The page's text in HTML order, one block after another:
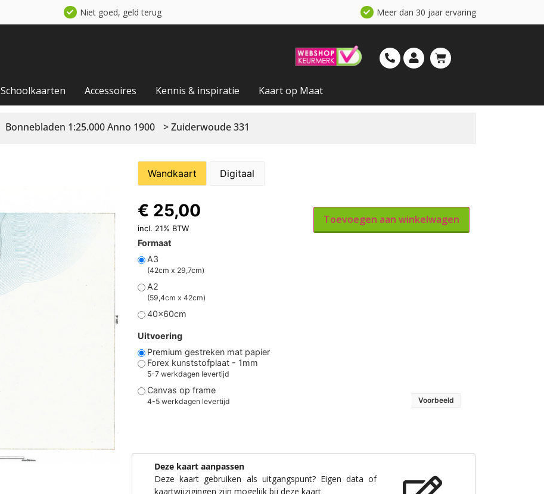
Niet goed, geld terug Meer dan 30 jaar ervaring
Schoolkaarten Accessoires Kennis & inspiratie Kaart op Maat
Bonnebladen 1:25.000 Anno 1900 > Zuiderwoude 331
Wandkaart Digitaal
Formaat
A3
(42cm x 29,7cm)
A2
(59,4cm x 42cm)
40x60cm
Uitvoering
Premium gestreken mat papier
Forex kunststofplaat - 1mm
5-7 werkdagen levertijd
Canvas op frame
4-5 werkdagen levertijd Voorbeeld
€ 25,00
incl. 21% BTW
Toevoegen aan winkelwagen
Deze kaart aanpassen
Deze kaart gebruiken als uitgangspunt? Eigen data of
kaartwijzigingen zijn mogelijk bij deze kaart